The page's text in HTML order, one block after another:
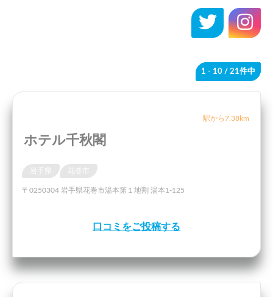
1 - 10 / 21件中
駅から7.38km
ホテル千秋閣
岩手県
〒0250304 岩手県花巻市湯本第１地割 湯本1-125
口コミをご投稿する